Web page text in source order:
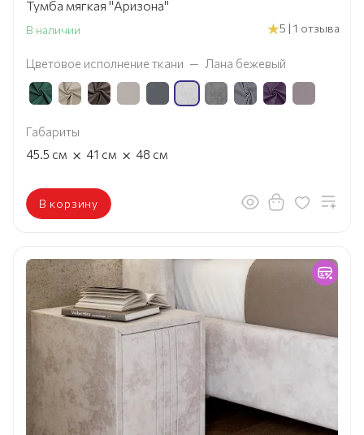
Тумба мягкая "Аризона"
В наличии 5 | 1 отзыва
Цветовое исполнение ткани — Лана бежевый
Габариты
45.5 см × 41 см × 48 см
В корзину